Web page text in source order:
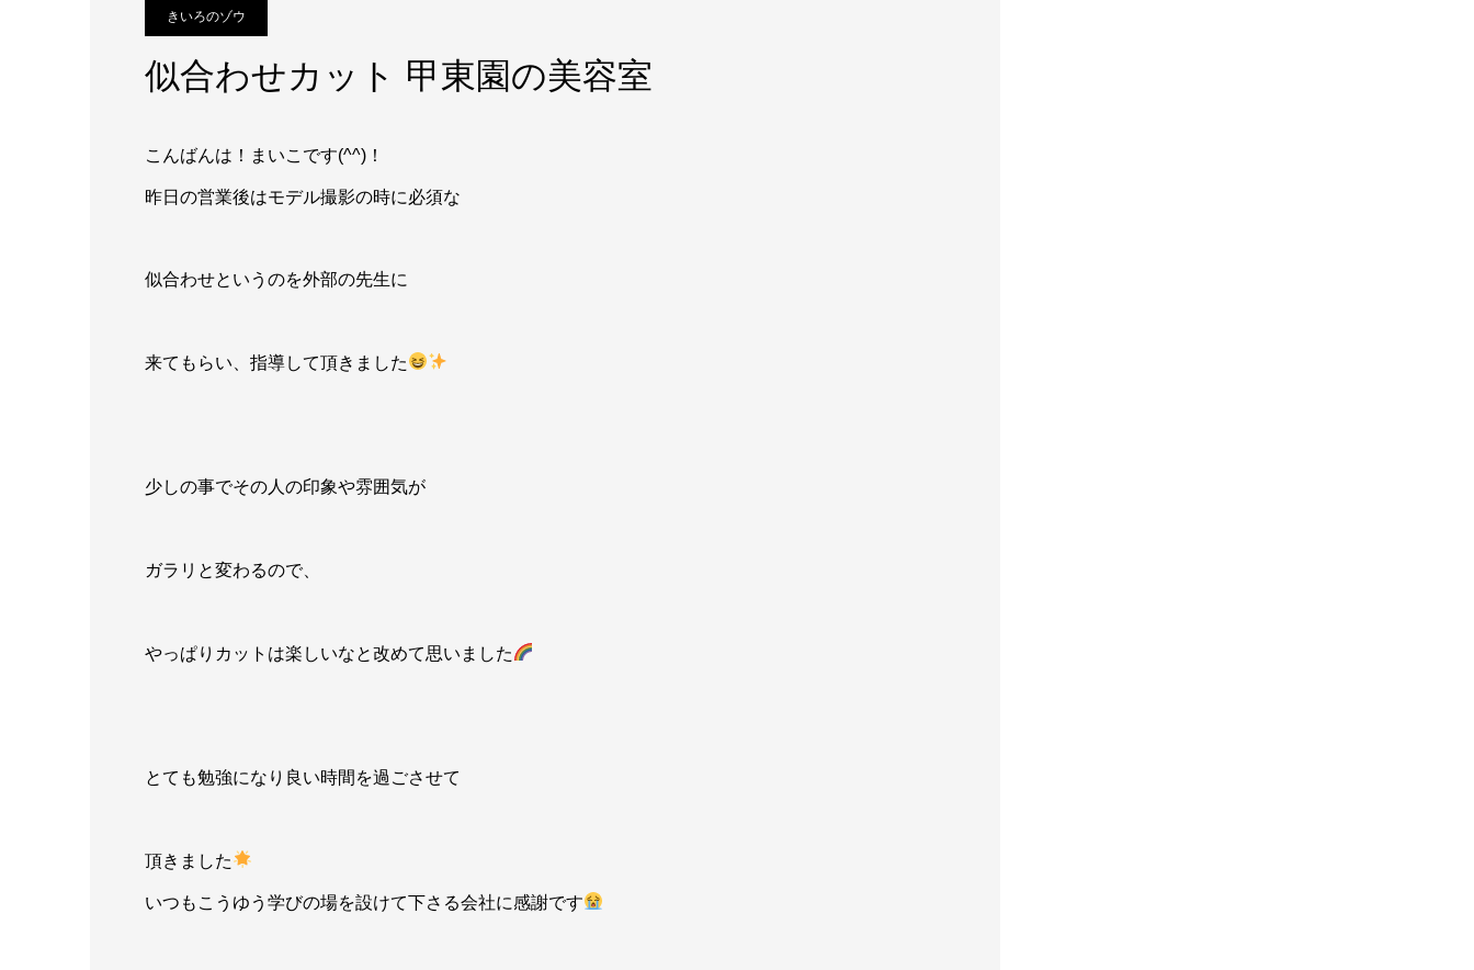
きいろのゾウ
似合わせカット 甲東園の美容室
こんばんは！まいこです(^^)！
昨日の営業後はモデル撮影の時に必須な
似合わせというのを外部の先生に
来てもらい、指導して頂きました
少しの事でその人の印象や雰囲気が
ガラリと変わるので、
やっぱりカットは楽しいなと改めて思いました
とても勉強になり良い時間を過ごさせて
頂きました
いつもこうゆう学びの場を設けて下さる会社に感謝です